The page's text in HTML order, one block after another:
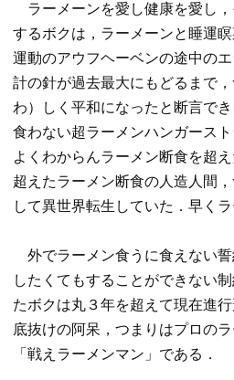
ラーメーンを愛し健康を愛し
するボクは，ラーメーンと睡運
運動のアウフヘーベンの途中の
計の針が過去最大にもどるまで
わ）しく平和になったと断言で
食わない超ラーメンハンガース
よくわからんラーメン断食を超
超えたラーメン断食の人造人間
して異世界転生していた．早く
外でラーメン食うに食えない
したくてもすることができない
たボクは丸３年を超えて現在進
底抜けの阿呆，つまりはプロの
「戦えラーメンマン」である．